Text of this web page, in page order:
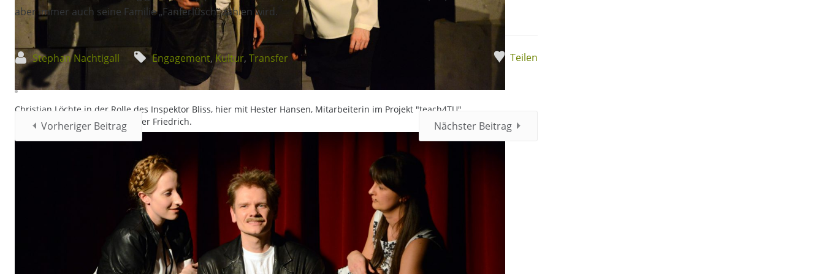
Christian Löchte in der Rolle des Inspektor Bliss, hier mit Hester Hansen, Mitarbeiterin im Projekt "teach4TU".
Bildnachweis: Fanferlüsch/Oliver Friedrich.
aber immer auch seine Familie „Fanferlüsch“ zählen wird.
Stephan Nachtigall Engagement, Kultur, Transfer Teilen
Vorheriger Beitrag Nächster Beitrag